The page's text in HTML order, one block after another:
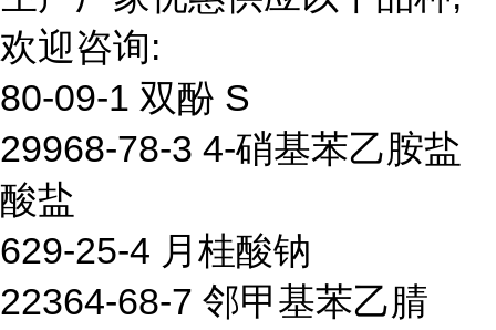
欢迎咨询:
80-09-1 双酚 S
29968-78-3 4-硝基苯乙胺盐
酸盐
629-25-4 月桂酸钠
22364-68-7 邻甲基苯乙腈